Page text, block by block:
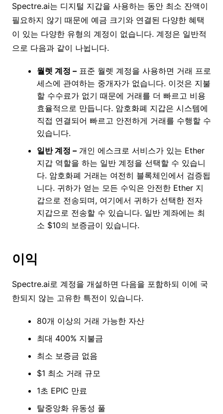
Spectre.ai는 디지털 지갑을 사용하는 동안 최소 잔액이
필요하지 않기 때문에 예금 크기와 연결된 다양한 혜택
이 있는 다양한 유형의 계정이 없습니다. 계정은 일반적
으로 다음과 같이 나뉩니다.
월렛 계정 –표준 월렛 계정을 사용하면 거래 프로
세스에 관여하는 중개자가 없습니다. 이것은 지불
할 수수료가 없기 때문에 거래를 더 빠르고 비용
효율적으로 만듭니다. 암호화폐 지갑은 시스템에
직접 연결되어 빠르고 안전하게 거래를 수행할 수
있습니다.
일반 계정 –개인 에스크로 서비스가 있는 Ether
지갑 역할을 하는 일반 계정을 선택할 수 있습니
다. 암호화폐 거래는 여전히 블록체인에서 검증됩
니다. 귀하가 얻는 모든 수익은 안전한 Ether 지
갑으로 전송되며, 여기에서 귀하가 선택한 전자
지갑으로 전송할 수 있습니다. 일반 계좌에는 최
소 $10의 보증금이 있습니다.
이익
Spectre.ai로 계정을 개설하면 다음을 포함하되 이에 국
한되지 않는 고유한 특전이 있습니다.
80개 이상의 거래 가능한 자산
최대 400% 지불금
최소 보증금 없음
$1 최소 거래 규모
1초 EPIC 만료
탈중앙화 유동성 풀